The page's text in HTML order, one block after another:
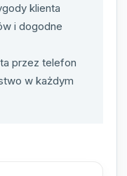
klienta
i dogodne
przez telefon
w każdym